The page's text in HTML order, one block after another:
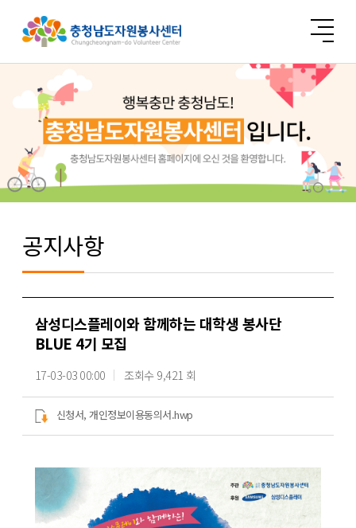
공지사항
삼성디스플레이와 함께하는 대학생 봉사단
BLUE 4기 모집
17-03-03 00:00 조회수 9,421 회
신청서, 개인정보이용동의서.hwp